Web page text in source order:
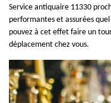
Service antiquaire 11330
performantes et assurées
pouvez à cet effet faire un
déplacement chez vous.